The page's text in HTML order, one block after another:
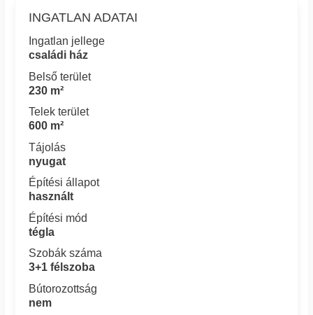
INGATLAN ADATAI
Ingatlan jellege
családi ház
Belső terület
230 m²
Telek terület
600 m²
Tájolás
nyugat
Építési állapot
használt
Építési mód
tégla
Szobák száma
3+1 félszoba
Bútorozottság
nem